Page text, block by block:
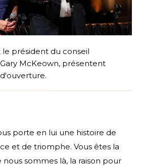
le président du conseil
McKeown, présentent
porte en lui une histoire de
et de triomphe. Vous êtes la
sommes là, la raison pour